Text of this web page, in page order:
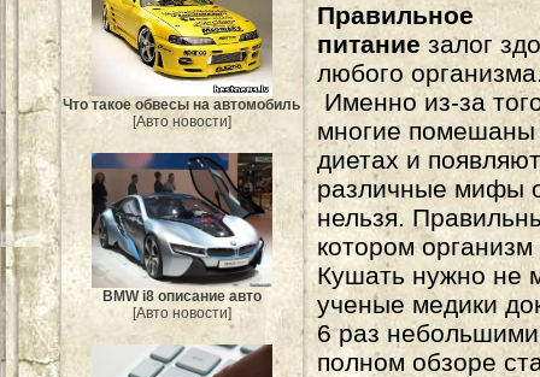
Что такое обвесы на автомобиль
[Авто новости]
BMW i8 описание авто
[Авто новости]
Правильное
питание залог
любого
Именно из-за
многие помешаны
диетах и
различные мифы
нельзя.
котором
Кушать нужно не
ученые медики
6 раз
полном обзоре